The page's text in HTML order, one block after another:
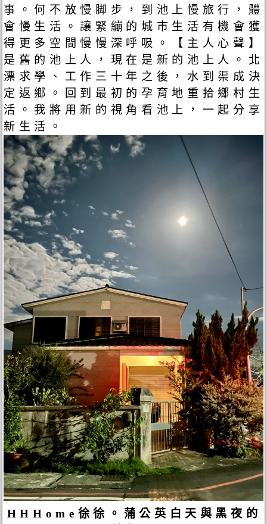
事。何不放慢脚步，到池上慢旅行，體
會慢生活。讓緊繃的城巿生活有機會獲
得更多空間慢慢深呼吸。【主人心聲】
是舊的池上人，現在是新的池上人。北
漂求學、工作三十年之後，水到渠成決
定返鄉。回到最初的孕育地重拾鄉村生
活。我將用新的視角看池上，一起分享
新生活。
HHHome徐徐。蒲公英白天與黑夜的